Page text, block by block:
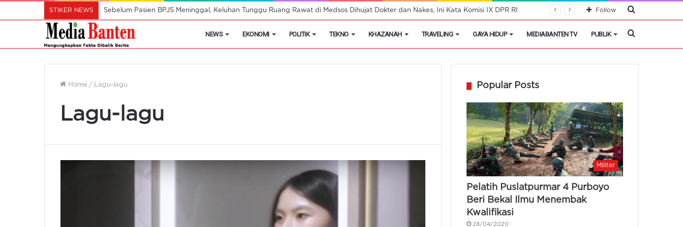
STIKER NEWS Sebelum Pasien BPJS Meninggal, Keluhan Tunggu Ruang Rawat di Medsos Dihujat Dokter dan Nakes, Ini Kata Komisi IX DPR RI Cari
Follow
NEWS EKONOMI POLITIK TEKNO KHAZANAH TRAVELING GAYA HIDUP MEDIABANTEN TV PUBLIK Cari
Home / Lagu-lagu
Lagu-lagu
Popular Posts
Militer
Pelatih Puslatpurmar 4 Purboyo
Beri Bekal Ilmu Menembak
Kwalifikasi
28/04/2020